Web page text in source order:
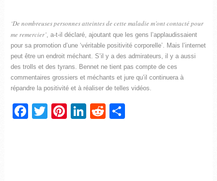
‘De nombreuses personnes atteintes de cette maladie m’ont contacté pour
me remercier’, a-t-il déclaré, ajoutant que les gens l’applaudissaient
pour sa promotion d’une ‘véritable positivité corporelle’. Mais l’internet
peut être un endroit méchant. S’il y a des admirateurs, il y a aussi
des trolls et des tyrans. Bennet ne tient pas compte de ces
commentaires grossiers et méchants et jure qu’il continuera à
répandre la positivité et à réaliser de telles vidéos.
Facebook
TwitterPinterest
LinkedIn
Reddit